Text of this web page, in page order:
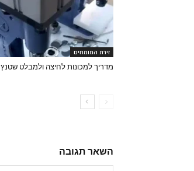
זירת המומחים
מדריך למכונות לחיצה ולמבלט שטנץ
השאר תגובה